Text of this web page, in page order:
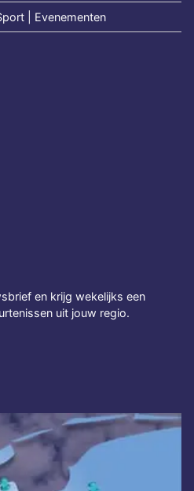
| Evenementen
en krijg wekelijks een
uit jouw regio.